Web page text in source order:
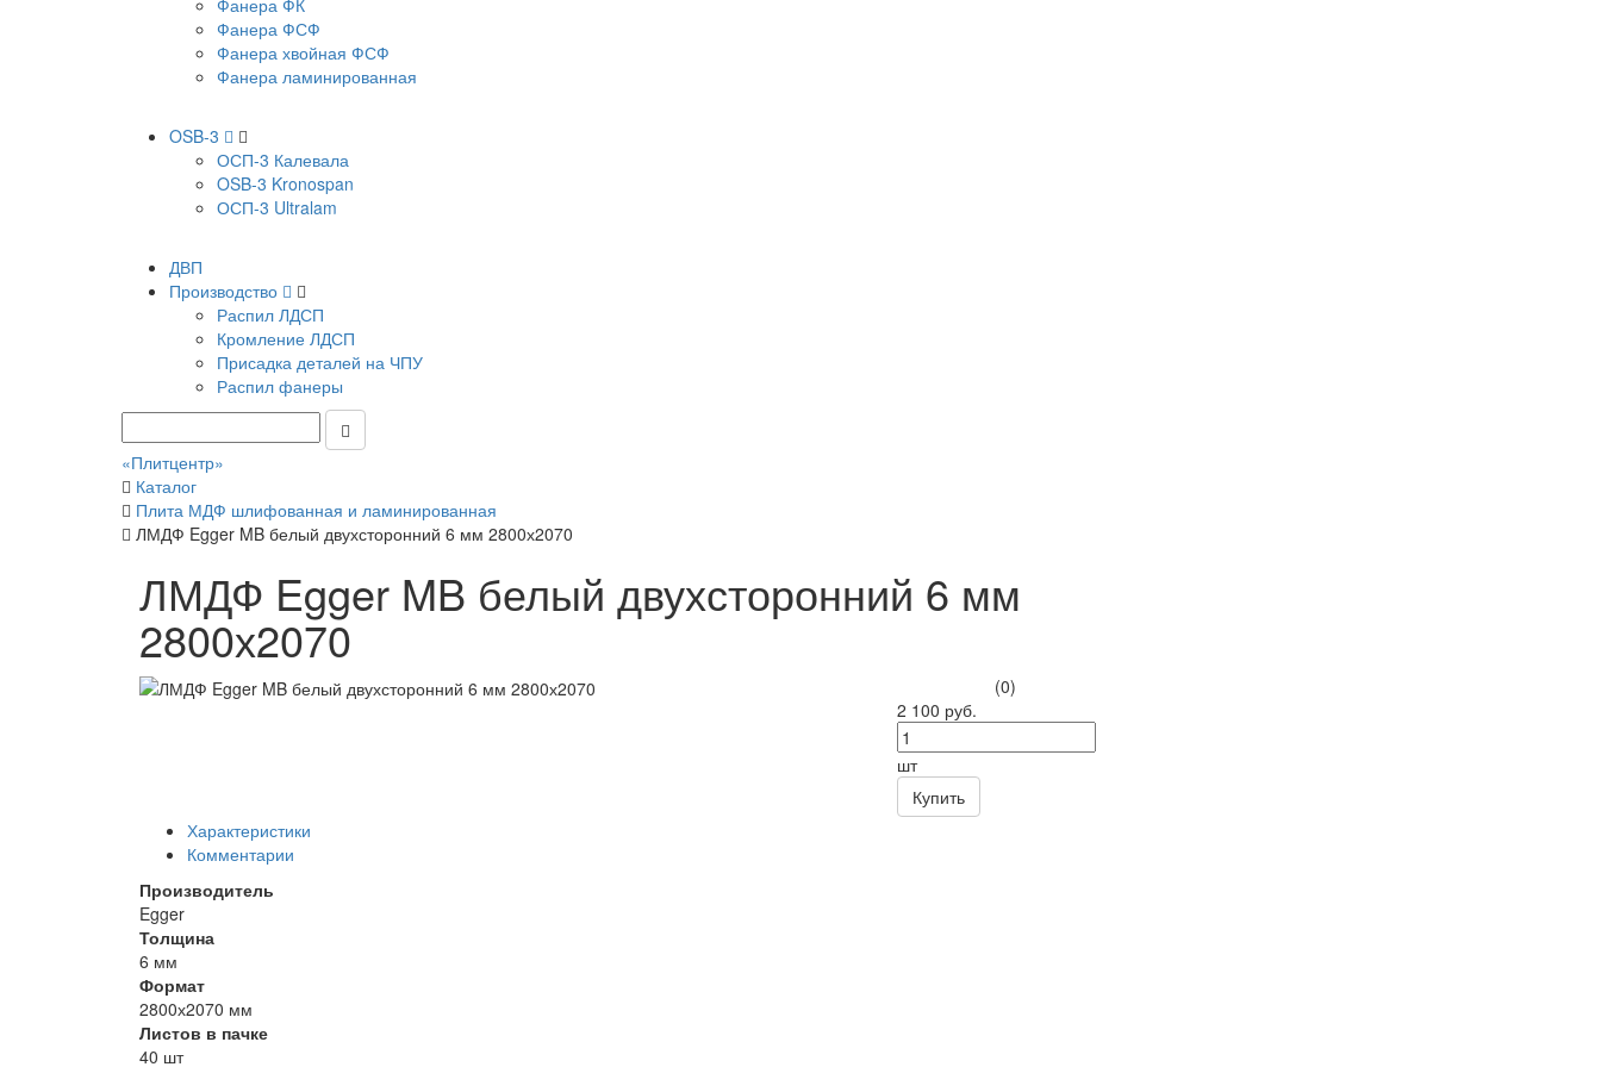
Фанера ФК
Фанера ФСФ
Фанера хвойная ФСФ
Фанера ламинированная
OSB-3
ОСП-3 Калевала
OSB-3 Kronospan
ОСП-3 Ultralam
ДВП
Производство
Распил ЛДСП
Кромление ЛДСП
Присадка деталей на ЧПУ
Распил фанеры
«Плитцентр»
Каталог
Плита МДФ шлифованная и ламинированная
ЛМДФ Egger MB белый двухсторонний 6 мм 2800х2070
ЛМДФ Egger MB белый двухсторонний 6 мм
2800х2070
(0)
2 100 руб.
шт
Купить
Характеристики
Комментарии
Производитель
Egger
Толщина
6 мм
Формат
2800х2070 мм
Листов в пачке
40 шт